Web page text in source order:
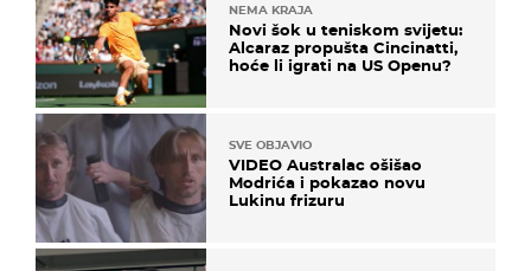
NEMA KRAJA
Novi šok u teniskom svijetu:
Alcaraz propušta Cincinatti,
hoće li igrati na US Openu?
SVE OBJAVIO
VIDEO Australac ošišao
Modrića i pokazao novu
Lukinu frizuru